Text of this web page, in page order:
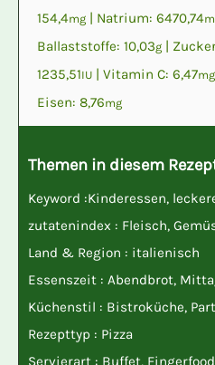
154,4mg Natrium: 6470,74
Ballaststoffe: 10,03g
1235,51IU Vitamin C: 6,47mg
Eisen: 8,76mg
Themen in diesem
Keyword :Kinderessen,
zutatenindex : Fleisch,
Land & Region : italienisch
Essenszeit : Abendbrot,
Küchenstil : Bistroküche,
Rezepttyp : Pizza